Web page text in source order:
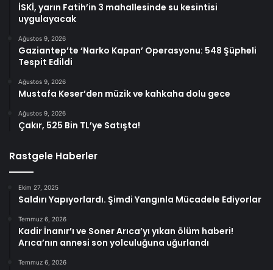
İSKİ, yarın Fatih’in 3 mahallesinde su kesintisi
uygulayacak
Ağustos 9, 2026
Gaziantep’te ‘Narko Kapan’ Operasyonu: 548 Şüpheli
Tespit Edildi
Ağustos 9, 2026
Mustafa Keser’den müzik ve kahkaha dolu gece
Ağustos 9, 2026
Çakır, 525 Bin TL’ye Satışta!
Rastgele Haberler
Ekim 27, 2025
Saldırı Yapıyorlardı. Şimdi Yangınla Mücadele Ediyorlar
Temmuz 6, 2026
Kadir İnanır’ı ve Soner Arıca’yı yıkan ölüm haberi!
Arıca’nın annesi son yolculuğuna uğurlandı
Temmuz 6, 2026